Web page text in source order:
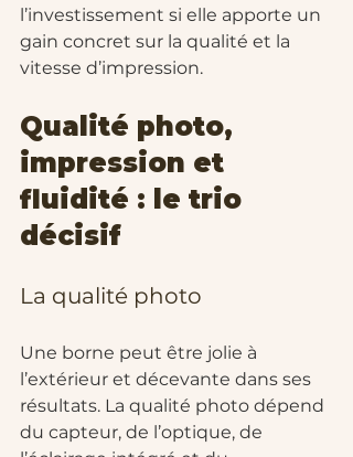
l’investissement si elle apporte un
gain concret sur la qualité et la
vitesse d’impression.
Qualité photo,
impression et
fluidité : le trio
décisif
La qualité photo
Une borne peut être jolie à
l’extérieur et décevante dans ses
résultats. La qualité photo dépend
du capteur, de l’optique, de